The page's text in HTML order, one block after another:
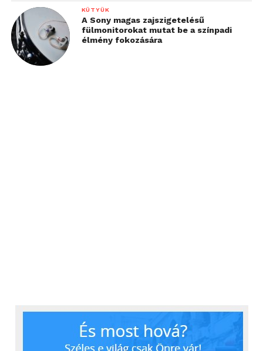
KÜTYÜK
A Sony magas zajszigetelésű
fülmonitorokat mutat be a színpadi
élmény fokozására